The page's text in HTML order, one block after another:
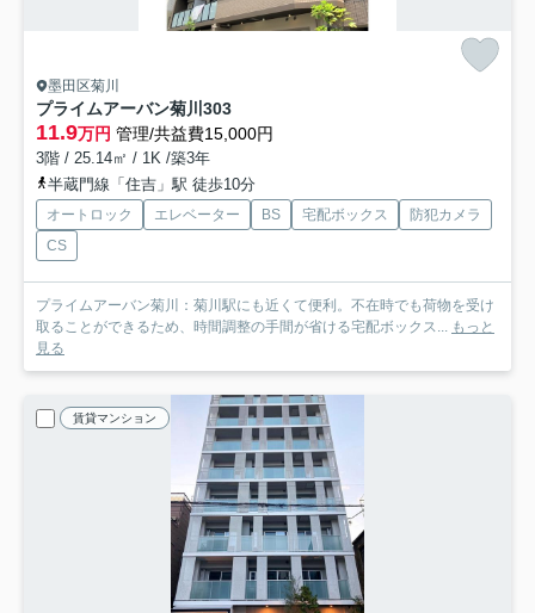
墨田区菊川
プライムアーバン菊川 303
11.9万円 管理/共益費15,000円
3階 / 25.14㎡ / 1K /築3年
半蔵門線「住吉」駅 徒歩10分
オートロック エレベーター BS 宅配ボックス
防犯カメラ
CS
プライムアーバン菊川：菊川駅にも近くて便利。不在時でも荷物を受け
取ることができるため、時間調整の手間が省ける宅配ボックス... もっと
見る
賃貸マンション